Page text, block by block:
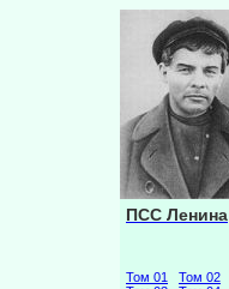
ПСС Ленина
Том 01
Том 02